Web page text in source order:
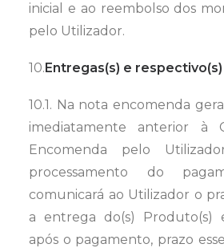
inicial e ao reembolso dos
pelo Utilizador.
10.Entregas(s) e respectivo(s)
10.1. Na nota encomenda
imediatamente anterior à
Encomenda pelo
processamento do
comunicará ao Utilizador o
a entrega do(s) Produto(s)
após o pagamento, prazo